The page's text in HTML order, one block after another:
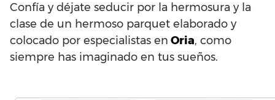
Confía y déjate seducir por la hermosura y la
clase de un hermoso parquet elaborado y
colocado por especialistas en Oria, como
siempre has imaginado en tus sueños.